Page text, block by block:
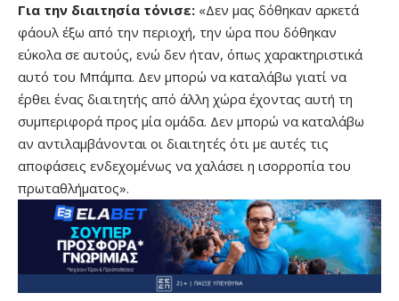
Για την διαιτησία τόνισε: «Δεν μας δόθηκαν αρκετά
φάουλ έξω από την περιοχή, την ώρα που δόθηκαν
εύκολα σε αυτούς, ενώ δεν ήταν, όπως χαρακτηριστικά
αυτό του Μπάμπα. Δεν μπορώ να καταλάβω γιατί να
έρθει ένας διαιτητής από άλλη χώρα έχοντας αυτή τη
συμπεριφορά προς μία ομάδα. Δεν μπορώ να καταλάβω
αν αντιλαμβάνονται οι διαιτητές ότι με αυτές τις
αποφάσεις ενδεχομένως να χαλάσει η ισορροπία του
πρωταθλήματος».